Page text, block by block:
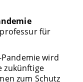
für
wird
zukünftige
zum Schutz